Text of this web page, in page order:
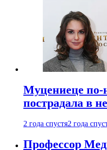
Муцениеце по-
пострадала в
2 года спустя2 года
Профессор